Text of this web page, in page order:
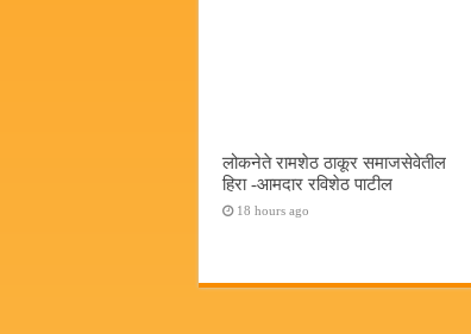
लोकनेते रामशेठ ठाकूर समाजसेवेतील
हिरा -आमदार रविशेठ पाटील
18 hours ago